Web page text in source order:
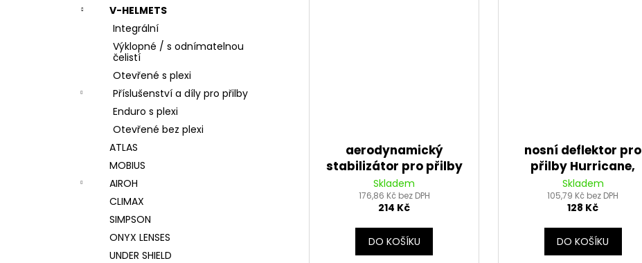
V-HELMETS
Integrální
Výklopné / s odnímatelnou
čelistí
Otevřené s plexi
Příslušenství a díly pro přilby
Enduro s plexi
Otevřené bez plexi
ATLAS
MOBIUS
AIROH
CLIMAX
SIMPSON
ONYX LENSES
UNDER SHIELD
aerodynamický
stabilizátor pro přilby
Hurricane, VEMAR
Skladem
176,86 Kč bez DPH
214 Kč
DO KOŠÍKU
nosní deflektor pro
přilby Hurricane,
VEMAR
Skladem
105,79 Kč bez DPH
128 Kč
DO KOŠÍKU